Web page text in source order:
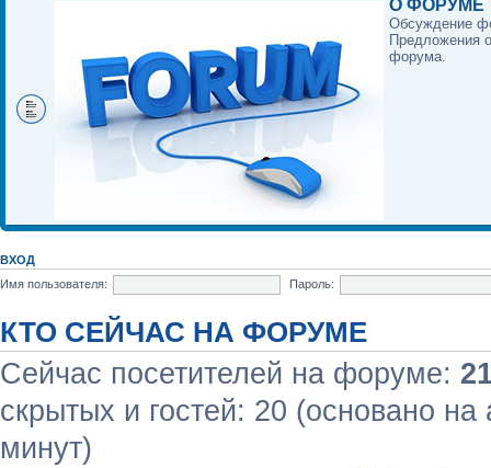
О ФОРУМЕ
Обсуждение
Предложения
форума.
ВХОД
Имя пользователя:
Пароль:
КТО СЕЙЧАС НА ФОРУМЕ
Сейчас посетителей на форуме:
скрытых и гостей: 20 (основано на
минут)